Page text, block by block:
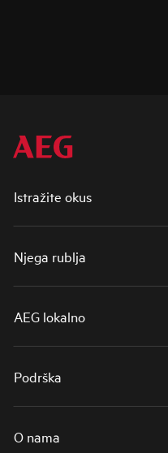
Istražite okus
Njega rublja
AEG lokalno
Podrška
O nama